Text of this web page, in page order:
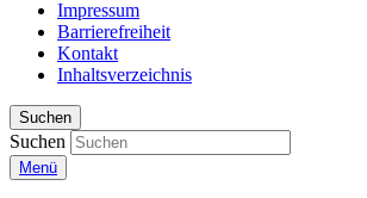
Impressum
Barrierefreiheit
Kontakt
Inhaltsverzeichnis
Suchen
Suchen
Menü